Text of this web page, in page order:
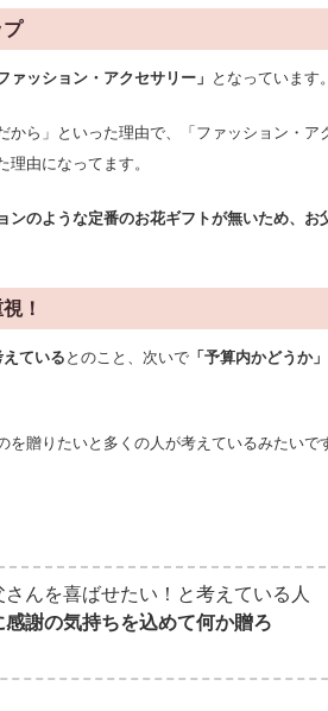
プ
ッション・アクセサリー」 となっています。
ら」といった理由で、「ファッション・ア
由になってます。
ンのような定番のお花ギフトが無いため、お
！
ている とのこと、次いで 「予算内かどうか」
贈りたいと多くの人が考えているみたいで
んを喜ばせたい！と考えている人
感謝の気持ちを込めて何か贈ろ